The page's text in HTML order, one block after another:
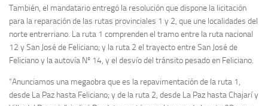
También, el mandatario entregó la resolución que dispone la licitación
para la reparación de las rutas provinciales 1 y 2, que une localidades del
norte entrerriano. La ruta 1 comprenden el tramo entre la ruta nacional
12 y San José de Feliciano; y la ruta 2 el trayecto entre San José de
Feliciano y la autovía Nº 14, y el desvío del tránsito pesado en Feliciano.
“Anunciamos una megaobra que es la repavimentación de la ruta 1,
desde La Paz hasta Feliciano; y de la ruta 2, desde La Paz hasta Chajarí y